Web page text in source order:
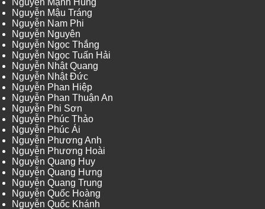
Nguyễn Mậu Tráng
Nguyễn Nam Phi
Nguyễn Nguyên
Nguyễn Ngọc Thắng
Nguyễn Ngọc Tuấn Hải
Nguyễn Nhật Quang
Nguyễn Nhật Đức
Nguyễn Phan Hiệp
Nguyễn Phan Thuận An
Nguyễn Phi Sơn
Nguyễn Phúc Thảo
Nguyễn Phúc Ái
Nguyễn Phương Anh
Nguyễn Phương Hoài
Nguyễn Quang Huy
Nguyễn Quang Hưng
Nguyễn Quang Trung
Nguyễn Quốc Hoàng
Nguyễn Quốc Khánh